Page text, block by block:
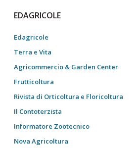
EDAGRICOLE
Edagricole
Terra e Vita
Agricommercio & Garden Center
Frutticoltura
Rivista di Orticoltura e Floricoltura
Il Contoterzista
Informatore Zootecnico
Nova Agricoltura